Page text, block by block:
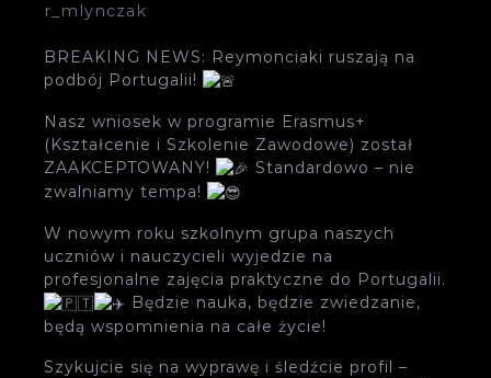
r_mlynczak
BREAKING NEWS: Reymonciaki ruszają na
podbój Portugalii!
Nasz wniosek w programie Erasmus+
(Kształcenie i Szkolenie Zawodowe) został
ZAAKCEPTOWANY!
Standardowo – nie
zwalniamy tempa!
W nowym roku szkolnym grupa naszych
uczniów i nauczycieli wyjedzie na
profesjonalne zajęcia praktyczne do Portugalii.
Będzie nauka, będzie zwiedzanie,
będą wspomnienia na całe życie!
Szykujcie się na wyprawę i śledźcie profil –